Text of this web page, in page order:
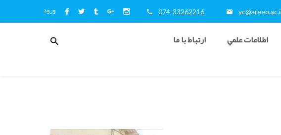
ورود 074-33262216
منوی
کاربری
اطلاعات علمي ارتباط با ما